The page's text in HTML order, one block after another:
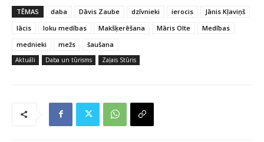
TĒMAS daba Dāvis Zaube dzīvnieki ierocis
Jānis Kļaviņš
lācis
loku medības Makšķerēšana Māris Olte
Medības
mednieki
mežs šaušana
Aktuāli Daba un tūrisms Zaļais Stūris